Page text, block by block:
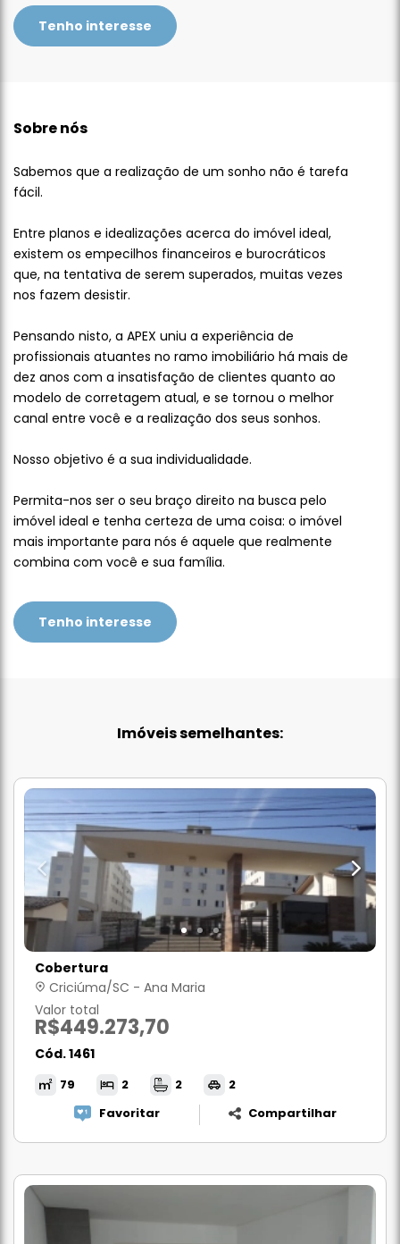
Tenho interesse
Sobre nós
Sabemos que a realização de um sonho não é tarefa
fácil.
Entre planos e idealizações acerca do imóvel ideal,
existem os empecilhos financeiros e burocráticos
que, na tentativa de serem superados, muitas vezes
nos fazem desistir.
Pensando nisto, a APEX uniu a experiência de
profissionais atuantes no ramo imobiliário há mais de
dez anos com a insatisfação de clientes quanto ao
modelo de corretagem atual, e se tornou o melhor
canal entre você e a realização dos seus sonhos.
Nosso objetivo é a sua individualidade.
Permita-nos ser o seu braço direito na busca pelo
imóvel ideal e tenha certeza de uma coisa: o imóvel
mais importante para nós é aquele que realmente
combina com você e sua família.
Tenho interesse
Imóveis semelhantes:
Cobertura
Criciúma/SC - Ana Maria
Valor total
R$449.273,70
Cód. 1461
79 2 2
2
Favoritar
Compartilhar